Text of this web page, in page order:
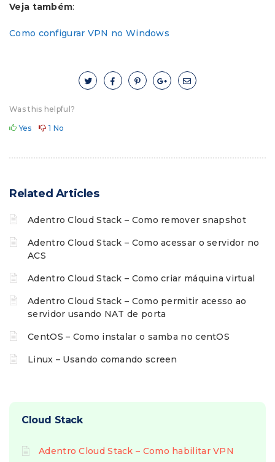
Veja também:
Como configurar VPN no Windows
Was this helpful?
Yes 1 No
Related Articles
Adentro Cloud Stack – Como remover snapshot
Adentro Cloud Stack – Como acessar o servidor no
ACS
Adentro Cloud Stack – Como criar máquina virtual
Adentro Cloud Stack – Como permitir acesso ao
servidor usando NAT de porta
CentOS – Como instalar o samba no centOS
Linux – Usando comando screen
Cloud Stack
Adentro Cloud Stack – Como habilitar VPN